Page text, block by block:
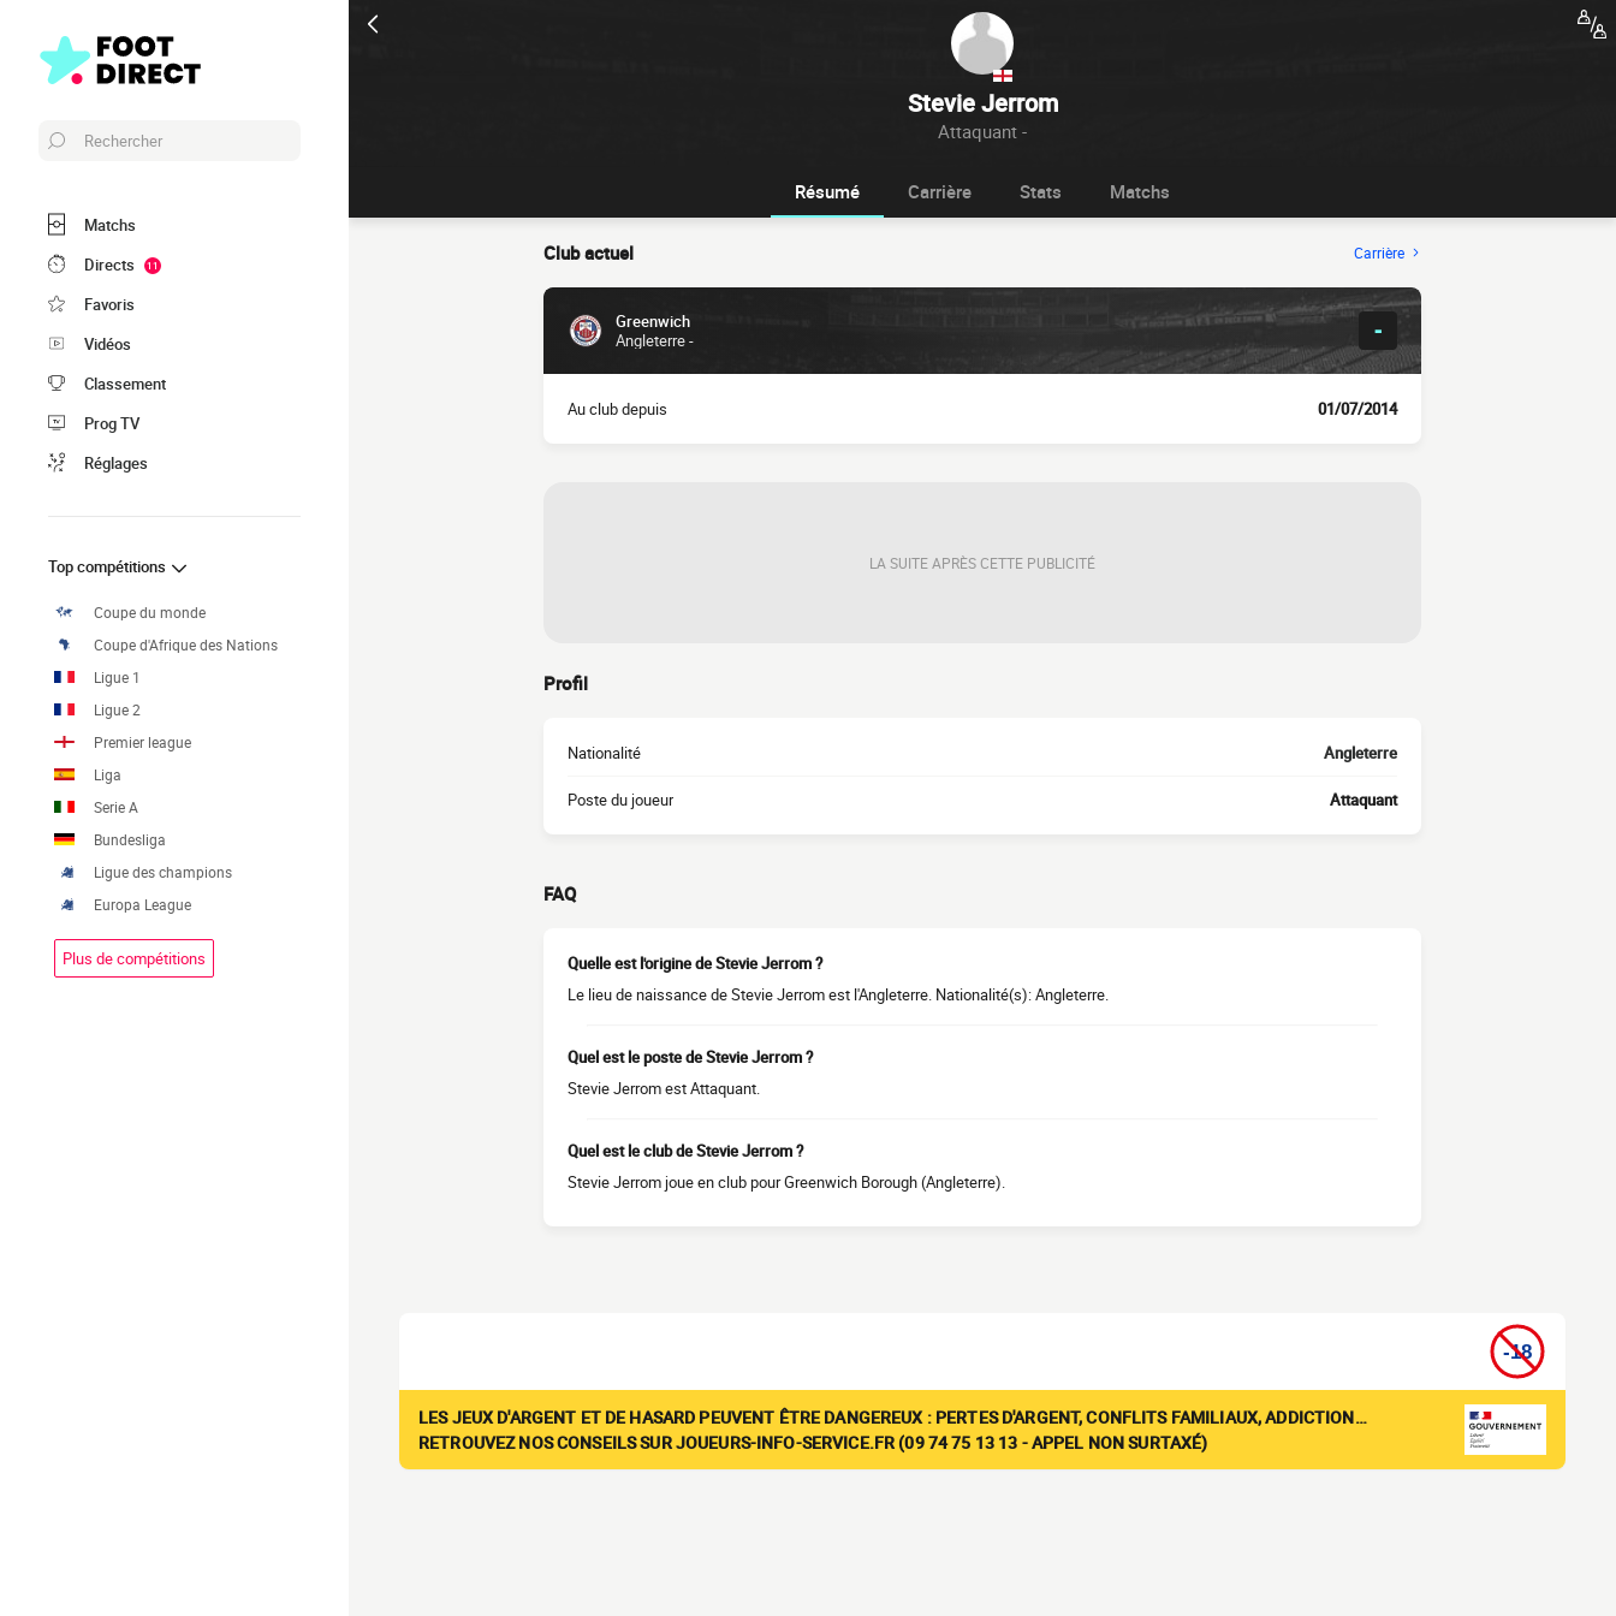
Stevie Jerrom
Attaquant -
Rechercher
Matchs
Directs
11
Favoris
Vidéos
Classement
Prog TV
Réglages
Top compétitions
Coupe du monde
Coupe d'Afrique des Nations
Ligue 1
Ligue 2
Premier league
Liga
Serie A
Bundesliga
Ligue des champions
Europa League
Plus de compétitions
Résumé Carrière Stats Matchs
Club actuel Carrière
Greenwich
Angleterre -
-
Au club depuis 01/07/2014
LA SUITE APRÈS CETTE PUBLICITÉ
Profil
Nationalité Angleterre
Poste du joueur Attaquant
FAQ
Quelle est l'origine de Stevie Jerrom ?
Le lieu de naissance de Stevie Jerrom est l'Angleterre. Nationalité(s): Angleterre.
Quel est le poste de Stevie Jerrom ?
Stevie Jerrom est Attaquant.
Quel est le club de Stevie Jerrom ?
Stevie Jerrom joue en club pour Greenwich Borough (Angleterre).
LES JEUX D'ARGENT ET DE HASARD PEUVENT ÊTRE DANGEREUX : PERTES D'ARGENT, CONFLITS FAMILIAUX, ADDICTION…
RETROUVEZ NOS CONSEILS SUR JOUEURS-INFO-SERVICE.FR (09 74 75 13 13 - APPEL NON SURTAXÉ)